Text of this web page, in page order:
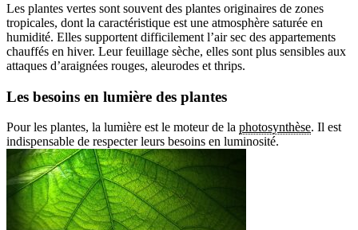
Les plantes vertes sont souvent des plantes originaires de zones
tropicales, dont la caractéristique est une atmosphère saturée en
humidité. Elles supportent difficilement l’air sec des appartements
chauffés en hiver. Leur feuillage sèche, elles sont plus sensibles aux
attaques d’araignées rouges, aleurodes et thrips.
Les besoins en lumière des plantes
Pour les plantes, la lumière est le moteur de la photosynthèse. Il est
indispensable de respecter leurs besoins en luminosité.